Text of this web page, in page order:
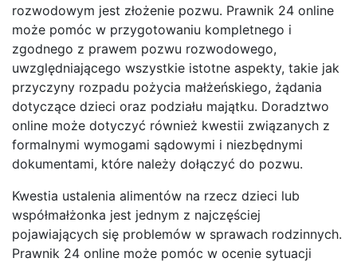
rozwodowym jest złożenie pozwu. Prawnik 24 online
może pomóc w przygotowaniu kompletnego i
zgodnego z prawem pozwu rozwodowego,
uwzględniającego wszystkie istotne aspekty, takie jak
przyczyny rozpadu pożycia małżeńskiego, żądania
dotyczące dzieci oraz podziału majątku. Doradztwo
online może dotyczyć również kwestii związanych z
formalnymi wymogami sądowymi i niezbędnymi
dokumentami, które należy dołączyć do pozwu.
Kwestia ustalenia alimentów na rzecz dzieci lub
współmałżonka jest jednym z najczęściej
pojawiających się problemów w sprawach rodzinnych.
Prawnik 24 online może pomóc w ocenie sytuacji